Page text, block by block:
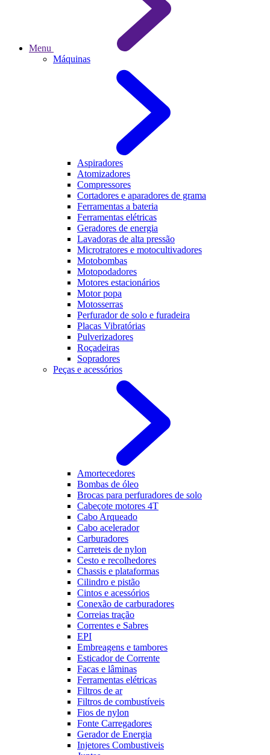
Menu
Máquinas
Aspiradores
Atomizadores
Compressores
Cortadores e aparadores de grama
Ferramentas a bateria
Ferramentas elétricas
Geradores de energia
Lavadoras de alta pressão
Microtratores e motocultivadores
Motobombas
Motopodadores
Motores estacionários
Motor popa
Motosserras
Perfurador de solo e furadeira
Placas Vibratórias
Pulverizadores
Roçadeiras
Sopradores
Peças e acessórios
Amortecedores
Bombas de óleo
Brocas para perfuradores de solo
Cabeçote motores 4T
Cabo Arqueado
Cabo acelerador
Carburadores
Carreteis de nylon
Cesto e recolhedores
Chassis e plataformas
Cilindro e pistão
Cintos e acessórios
Conexão de carburadores
Correias tração
Correntes e Sabres
EPI
Embreagens e tambores
Esticador de Corrente
Facas e lâminas
Ferramentas elétricas
Filtros de ar
Filtros de combustíveis
Fios de nylon
Fonte Carregadores
Gerador de Energia
Injetores Combustiveis